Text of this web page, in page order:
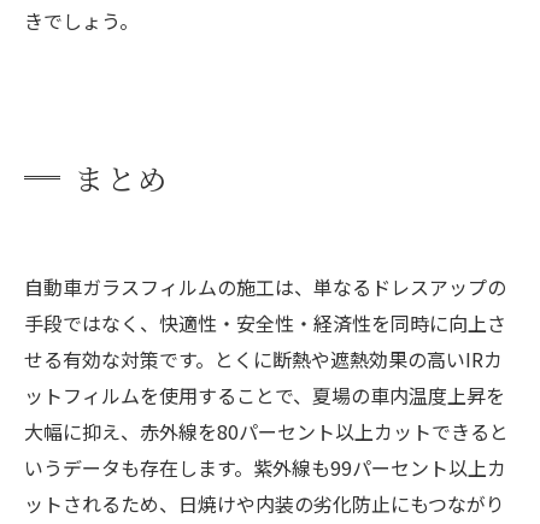
きでしょう。
まとめ
自動車ガラスフィルムの施工は、単なるドレスアップの
手段ではなく、快適性・安全性・経済性を同時に向上さ
せる有効な対策です。とくに断熱や遮熱効果の高いIRカ
ットフィルムを使用することで、夏場の車内温度上昇を
大幅に抑え、赤外線を80パーセント以上カットできると
いうデータも存在します。紫外線も99パーセント以上カ
ットされるため、日焼けや内装の劣化防止にもつながり